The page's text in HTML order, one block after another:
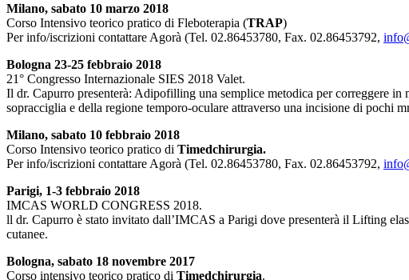
Milano, sabato 10 marzo 2018
Corso Intensivo teorico pratico di Fleboterapia (TRAP)
Per info/iscrizioni contattare Agorà (Tel. 02.86453780, Fax. 02.86453792,
Bologna 23-25 febbraio 2018
21° Congresso Internazionale SIES 2018 Valet.
Il dr. Capurro presenterà: Adipofilling una semplice metodica per correggere
sopracciglia e della regione temporo-oculare attraverso una incisione di pochi
Milano, sabato 10 febbraio 2018
Corso Intensivo teorico pratico di Timedchirurgia.
Per info/iscrizioni contattare Agorà (Tel. 02.86453780, Fax. 02.86453792,
Parigi, 1-3 febbraio 2018
IMCAS WORLD CONGRESS 2018.
ll dr. Capurro è stato invitato dall’IMCAS a Parigi dove presenterà il Lifting
cutanee.
Bologna, sabato 18 novembre 2017
Corso intensivo teorico pratico di Timedchirurgia.